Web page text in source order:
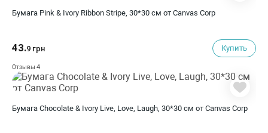
Бумага Pink & Ivory Ribbon Stripe, 30*30 см от Canvas Corp
43.9 грн Купить
Отзывы 4
Бумага Chocolate & Ivory Live, Love, Laugh, 30*30 см от Canvas Corp